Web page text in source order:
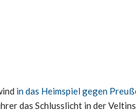
in das Heimspiel gegen
das Schlusslicht in der